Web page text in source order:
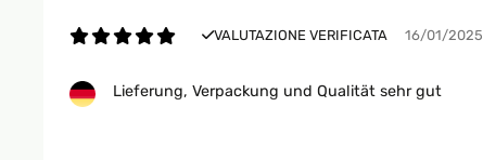
VALUTAZIONE VERIFICATA 16/01/2025
Lieferung, Verpackung und Qualität sehr gut